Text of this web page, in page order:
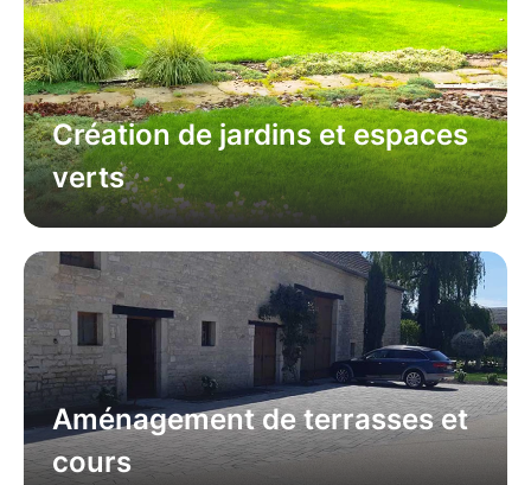
Création de jardins et espaces
verts
Aménagement de terrasses et
cours